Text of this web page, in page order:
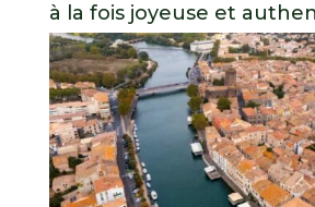
à la fois joyeuse et